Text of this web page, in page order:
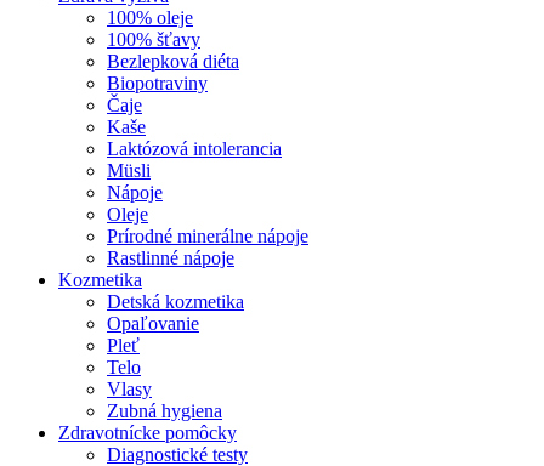
100% oleje
100% šťavy
Bezlepková diéta
Biopotraviny
Čaje
Kaše
Laktózová intolerancia
Müsli
Nápoje
Oleje
Prírodné minerálne nápoje
Rastlinné nápoje
Kozmetika
Detská kozmetika
Opaľovanie
Pleť
Telo
Vlasy
Zubná hygiena
Zdravotnícke pomôcky
Diagnostické testy